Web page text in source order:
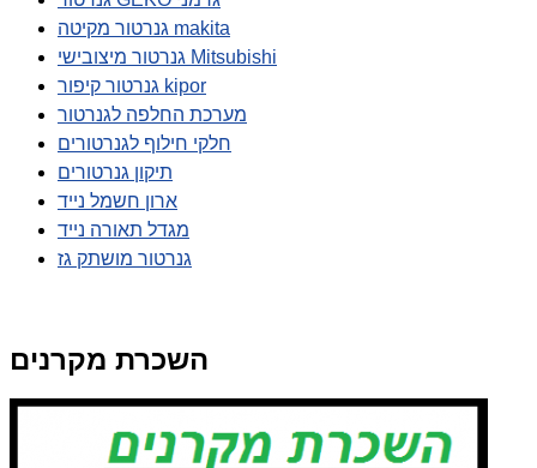
גנרטור מקיטה makita
גנרטור מיצובישי Mitsubishi
גנרטור קיפור kipor
מערכת החלפה לגנרטור
חלקי חילוף לגנרטורים
תיקון גנרטורים
ארון חשמל נייד
מגדל תאורה נייד
גנרטור מושתק גז
השכרת מקרנים